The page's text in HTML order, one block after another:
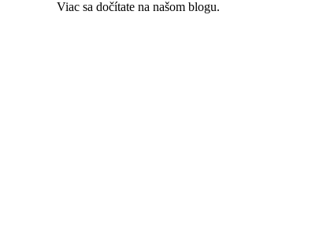
Viac sa dočítate na našom blogu.